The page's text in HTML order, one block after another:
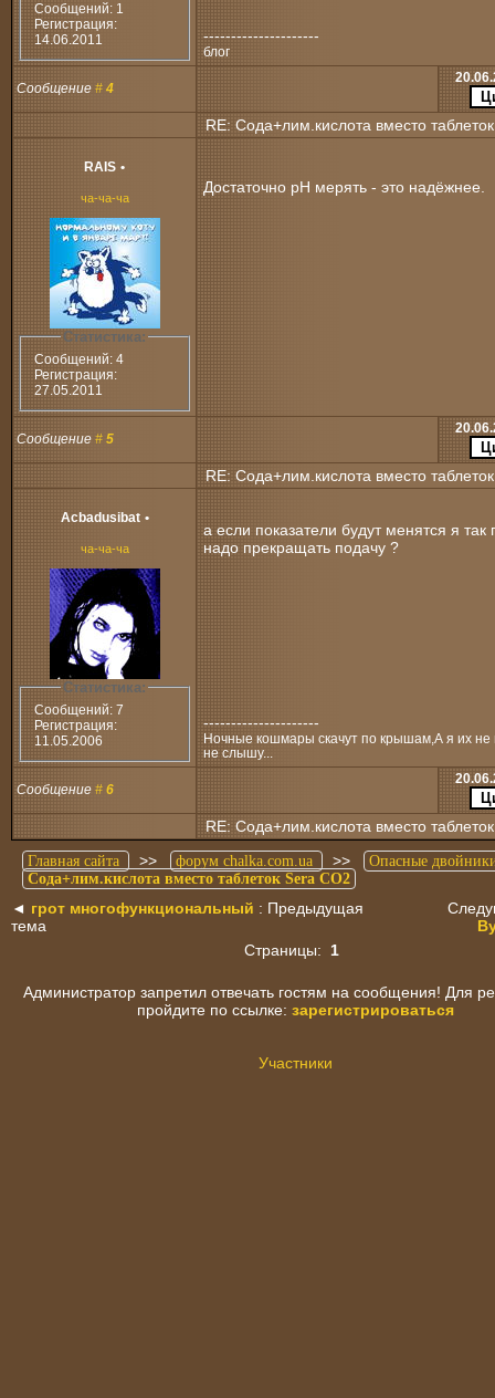
Сообщений: 1
Регистрация:
14.06.2011
---------------------
блог
Сообщение # 4
RE: Сода+лим.кислота вместо
RAIS •
ча-ча-ча
Статистика:
Сообщений: 4
Регистрация:
27.05.2011
Достаточно рН мерять - это надёжнее.
Сообщение # 5
RE: Сода+лим.кислота вместо
Acbadusibat •
ча-ча-ча
Статистика:
Сообщений: 7
Регистрация:
11.05.2006
а если показатели будут менятся я так
надо прекращать подачу ?
---------------------
Ночные кошмары скачут по крышам,А я их не
не слышу...
Сообщение # 6
RE: Сода+лим.кислота вместо
Главная сайта >> форум chalka.com.ua >>
Опасные
Сода+лим.кислота вместо таблеток Sera CO2
◄ грот многофункциональный : Предыдущая
тема
Страницы: 1
Администратор запретил отвечать гостям на сообщения! Для
пройдите по ссылке: зарегистрироваться
Участники